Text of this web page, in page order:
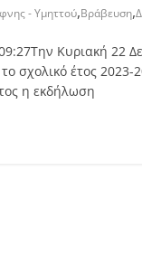
- Υμηττού,Βράβευση,
Κυριακή 22
σχολικό έτος
η εκδήλωση